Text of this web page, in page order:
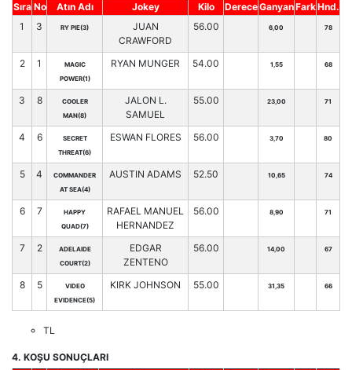
Sıra No Atın Adı Jokey Kilo DereceGanyanFarkHnd.
1
3 RY PIE(3)
JUAN
CRAWFORD
56.00 6,00 78
2 1
MAGIC
POWER(1)
RYAN MUNGER 54.00 1,55 68
3 8
COOLER
MAN(8)
JALON L.
SAMUEL
55.00 23,00 71
4 6
SECRET
THREAT(6)
ESWAN FLORES 56.00 3,70 80
5 4
COMMANDER
AT SEA(4)
AUSTIN ADAMS 52.50 10,65 74
6 7
HAPPY
QUAD(7)
RAFAEL MANUEL
HERNANDEZ
56.00 8,90 71
7 2
ADELAIDE
COURT(2)
EDGAR
ZENTENO
56.00 14,00 67
8 5
VIDEO
EVIDENCE(5)
KIRK JOHNSON 55.00 31,35 66
TL
4. KOŞU SONUÇLARI